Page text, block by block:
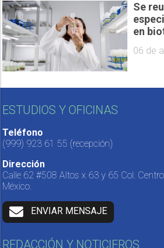
Se
en
06 de
ESTUDIOS Y OFICINAS
Teléfono
(999) 923 61 55 (recepción)
Dirección
Calle 62 #508 Altos x 63 y 65 Col.
México.
ENVIAR MENSAJE
REDACCIÓN Y NOTICIEROS